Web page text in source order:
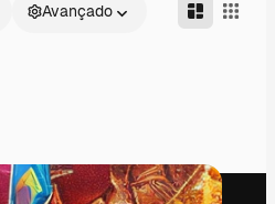
Avançado